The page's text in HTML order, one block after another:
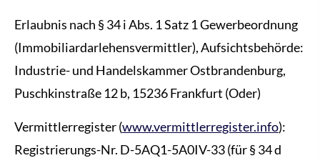
Erlaubnis nach § 34 i Abs. 1 Satz 1 Gewerbeordnung
(Immobiliardarlehensvermittler), Aufsichtsbehörde:
Industrie- und Handelskammer Ostbrandenburg,
Puschkinstraße 12 b, 15236 Frankfurt (Oder)
Vermittlerregister (www.vermittlerregister.info):
Registrierungs-Nr. D-5AQ1-5A0IV-33 (für § 34 d